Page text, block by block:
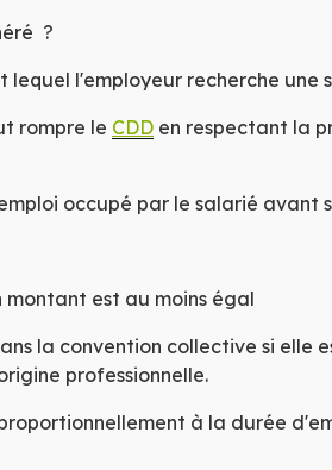
?
l'employeur recherche une
rompre le CDD en respectant la
occupé par le salarié avant
est au moins égal
la convention collective si elle
professionnelle.
à la durée